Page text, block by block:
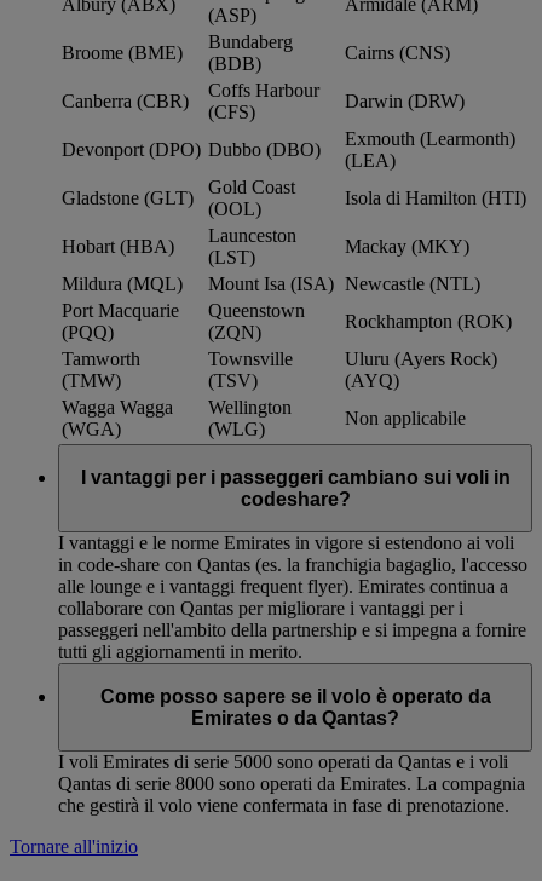
Albury (ABX)
(ASP)
Armidale (ARM)
Broome (BME)
Bundaberg
(BDB)
Cairns (CNS)
Canberra (CBR)
Coffs Harbour
(CFS)
Darwin (DRW)
Devonport (DPO) Dubbo (DBO)
Exmouth (Learmonth)
(LEA)
Gladstone (GLT)
Gold Coast
(OOL)
Isola di Hamilton (HTI)
Hobart (HBA)
Launceston
(LST)
Mackay (MKY)
Mildura (MQL)
Mount Isa (ISA) Newcastle (NTL)
Port Macquarie
(PQQ)
Queenstown
(ZQN)
Rockhampton (ROK)
Tamworth
(TMW)
Townsville
(TSV)
Uluru (Ayers Rock)
(AYQ)
Wagga Wagga
(WGA)
Wellington
(WLG)
Non applicabile
I vantaggi per i passeggeri cambiano sui voli in
codeshare?
I vantaggi e le norme Emirates in vigore si estendono ai voli
in code-share con Qantas (es. la franchigia bagaglio, l'accesso
alle lounge e i vantaggi frequent flyer). Emirates continua a
collaborare con Qantas per migliorare i vantaggi per i
passeggeri nell'ambito della partnership e si impegna a fornire
tutti gli aggiornamenti in merito.
Come posso sapere se il volo è operato da
Emirates o da Qantas?
I voli Emirates di serie 5000 sono operati da Qantas e i voli
Qantas di serie 8000 sono operati da Emirates. La compagnia
che gestirà il volo viene confermata in fase di prenotazione.
Tornare all'inizio